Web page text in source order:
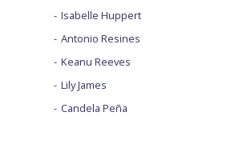
Isabelle Huppert
Antonio Resines
Keanu Reeves
Lily James
Candela Peña